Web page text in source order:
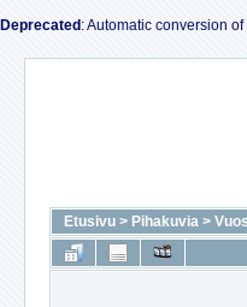
Deprecated : Automatic conversion
Etusivu > Pihakuvia >